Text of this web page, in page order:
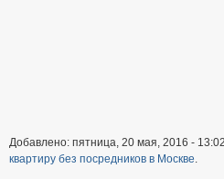
Добавлено: пятница, 20 мая, 2016 -
квартиру без посредников в Москве.